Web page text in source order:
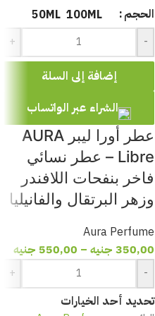
الحجم 100ML
50ML
-
+
إضافة إلى السلة
الشراء عبر الواتساب
عطر أورا ليبر AURA
Libre – عطر نسائي
فاخر بنفحات اللافندر
وزهر البرتقال والفانيليا
Aura Perfume
350,00 جنيه –
550,00 جنيه
-
+
تحديد أحد الخيارات